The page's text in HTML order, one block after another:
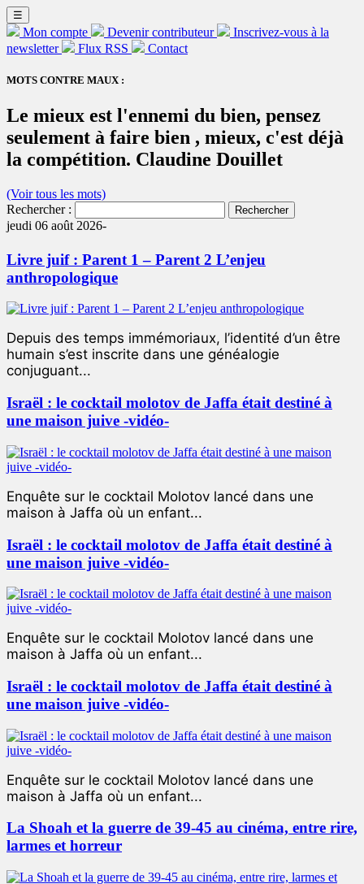
☰
Mon compte Devenir contributeur
Inscrivez-vous à la
newsletter
Flux RSS Contact
MOTS CONTRE MAUX :
Le mieux est l'ennemi du bien, pensez
seulement à faire bien , mieux, c'est déjà
la compétition. Claudine Douillet
(Voir tous les mots)
Rechercher :
jeudi 06 août 2026-
Livre juif : Parent 1 – Parent 2 L’enjeu
anthropologique
Depuis des temps immémoriaux, l’identité d’un être
humain s’est inscrite dans une généalogie
conjuguant...
Israël : le cocktail molotov de Jaffa était destiné à
une maison juive -vidéo-
Enquête sur le cocktail Molotov lancé dans une
maison à Jaffa où un enfant...
Israël : le cocktail molotov de Jaffa était destiné à
une maison juive -vidéo-
Enquête sur le cocktail Molotov lancé dans une
maison à Jaffa où un enfant...
Israël : le cocktail molotov de Jaffa était destiné à
une maison juive -vidéo-
Enquête sur le cocktail Molotov lancé dans une
maison à Jaffa où un enfant...
La Shoah et la guerre de 39-45 au cinéma, entre rire,
larmes et horreur